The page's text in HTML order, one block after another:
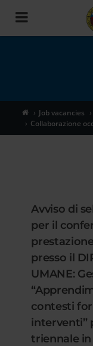
Toggle
navigation
Job vacancies
Collaborazione
Avviso di
per il
presso il
UMANE:
contesti
interventi”
triennale in